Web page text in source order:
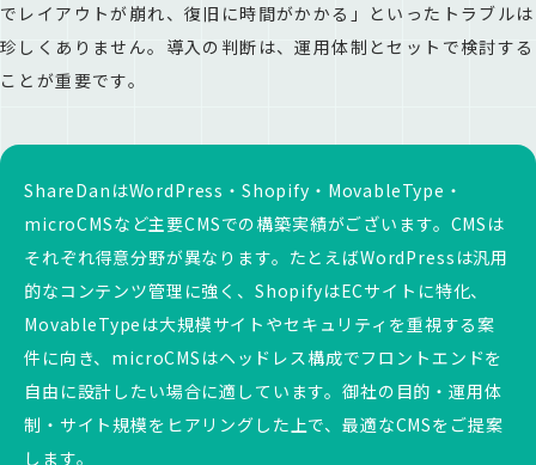
でレイアウトが崩れ、復旧に時間がかかる」といったトラブルは
珍しくありません。導入の判断は、運用体制とセットで検討する
ことが重要です。
ShareDanはWordPress・Shopify・MovableType・
microCMSなど主要CMSでの構築実績がございます。CMSは
それぞれ得意分野が異なります。たとえばWordPressは汎用
的なコンテンツ管理に強く、ShopifyはECサイトに特化、
MovableTypeは大規模サイトやセキュリティを重視する案
件に向き、microCMSはヘッドレス構成でフロントエンドを
自由に設計したい場合に適しています。御社の目的・運用体
制・サイト規模をヒアリングした上で、最適なCMSをご提案
します。